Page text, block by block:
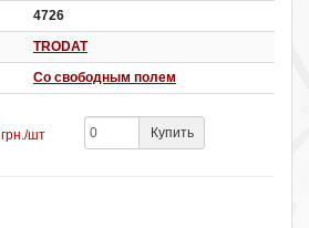
4726
TRODAT
Со свободным полем
грн./шт Купить